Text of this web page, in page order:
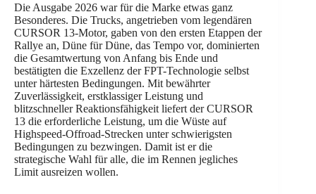
Die Ausgabe 2026 war für die Marke etwas ganz
Besonderes. Die Trucks, angetrieben vom legendären
CURSOR 13-Motor, gaben von den ersten Etappen der
Rallye an, Düne für Düne, das Tempo vor, dominierten
die Gesamtwertung von Anfang bis Ende und
bestätigten die Exzellenz der FPT-Technologie selbst
unter härtesten Bedingungen. Mit bewährter
Zuverlässigkeit, erstklassiger Leistung und
blitzschneller Reaktionsfähigkeit liefert der CURSOR
13 die erforderliche Leistung, um die Wüste auf
Highspeed-Offroad-Strecken unter schwierigsten
Bedingungen zu bezwingen. Damit ist er die
strategische Wahl für alle, die im Rennen jegliches
Limit ausreizen wollen.